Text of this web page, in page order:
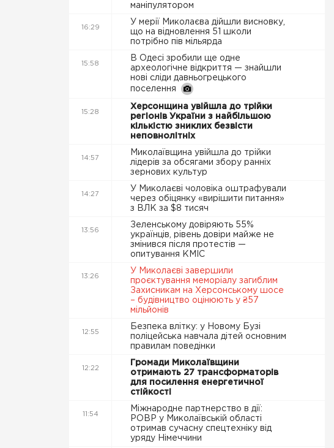
маніпулятором
16:29
У мерії Миколаєва дійшли висновку,
що на відновлення 51 школи
потрібно пів мільярда
15:58
В Одесі зробили ще одне
археологічне відкриття — знайшли
нові сліди давньогрецького
поселення
15:28
Херсонщина увійшла до трійки
регіонів України з найбільшою
кількістю зниклих безвісти
неповнолітніх
14:57
Миколаївщина увійшла до трійки
лідерів за обсягами збору ранніх
зернових культур
14:27
У Миколаєві чоловіка оштрафували
через обіцянку «вирішити питання»
з ВЛК за $8 тисяч
13:56
Зеленському довіряють 55%
українців, рівень довіри майже не
змінився після протестів —
опитування КМІС
13:26
У Миколаєві завершили
проєктування меморіалу загиблим
Захисникам на Херсонському шосе
– будівництво оцінюють у ₴57
мільйонів
12:55
Безпека влітку: у Новому Бузі
поліцейська навчала дітей основним
правилам поведінки
12:22
Громади Миколаївщини
отримають 27 трансформаторів
для посилення енергетичної
стійкості
11:54
Міжнародне партнерство в дії:
РОВР у Миколаївській області
отримав сучасну спецтехніку від
уряду Німеччини